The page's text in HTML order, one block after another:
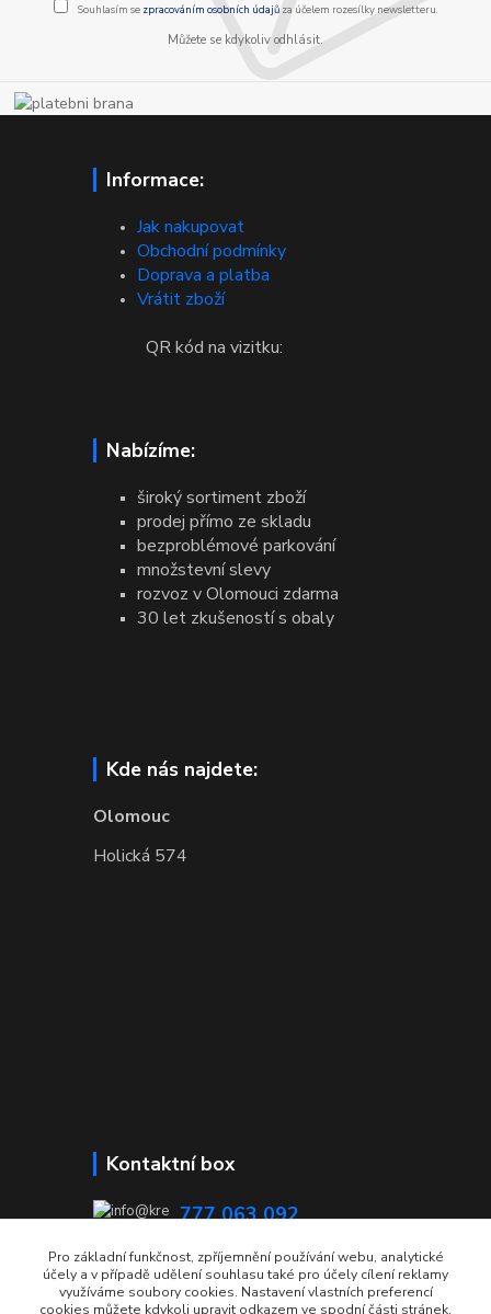
Souhlasím se zpracováním osobních údajůza účelem rozesílky newsletteru.
Můžete se kdykoliv odhlásit.
Informace:
Jak nakupovat
Obchodní podmínky
Doprava a platba
Vrátit zboží
QR kód na vizitku:
Nabízíme:
široký sortiment zboží
prodej přímo ze skladu
bezproblémové parkování
množstevní slevy
rozvoz v Olomouci zdarma
30 let zkušeností s obaly
Kde nás najdete:
Olomouc
Holická 574
Kontaktní box
777 063 092
info@krecmer.cz
Pro základní funkčnost, zpříjemnění používání webu, analytické
účely a v případě udělení souhlasu také pro účely cílení reklamy
využíváme soubory cookies. Nastavení vlastních preferencí
cookies můžete kdykoli upravit odkazem ve spodní části stránek.